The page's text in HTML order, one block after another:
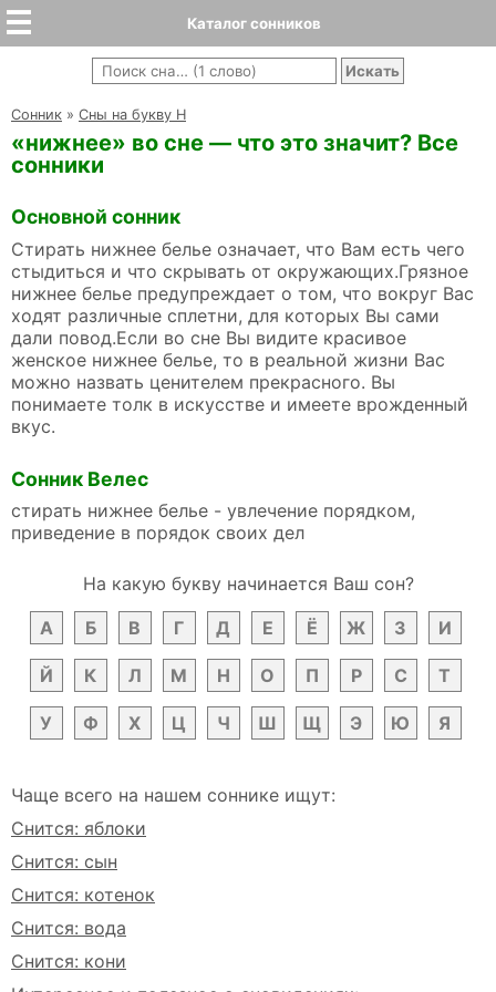
Каталог сонников
Cонник » Сны на букву Н
«нижнее» во сне — что это значит? Все
сонники
Основной сонник
Стирать нижнее белье означает, что Вам есть чего
стыдиться и что скрывать от окружающих.Грязное
нижнее белье предупреждает о том, что вокруг Вас
ходят различные сплетни, для которых Вы сами
дали повод.Если во сне Вы видите красивое
женское нижнее белье, то в реальной жизни Вас
можно назвать ценителем прекрасного. Вы
понимаете толк в искусстве и имеете врожденный
вкус.
Сонник Велес
стирать нижнее белье - увлечение порядком,
приведение в порядок своих дел
На какую букву начинается Ваш сон?
А
Б В Г Д Е Ё Ж З И
Й К Л М Н О П Р С Т
У Ф Х Ц Ч Ш Щ Э Ю Я
Чаще всего на нашем соннике ищут:
Снится: яблоки
Снится: сын
Снится: котенок
Снится: вода
Снится: кони